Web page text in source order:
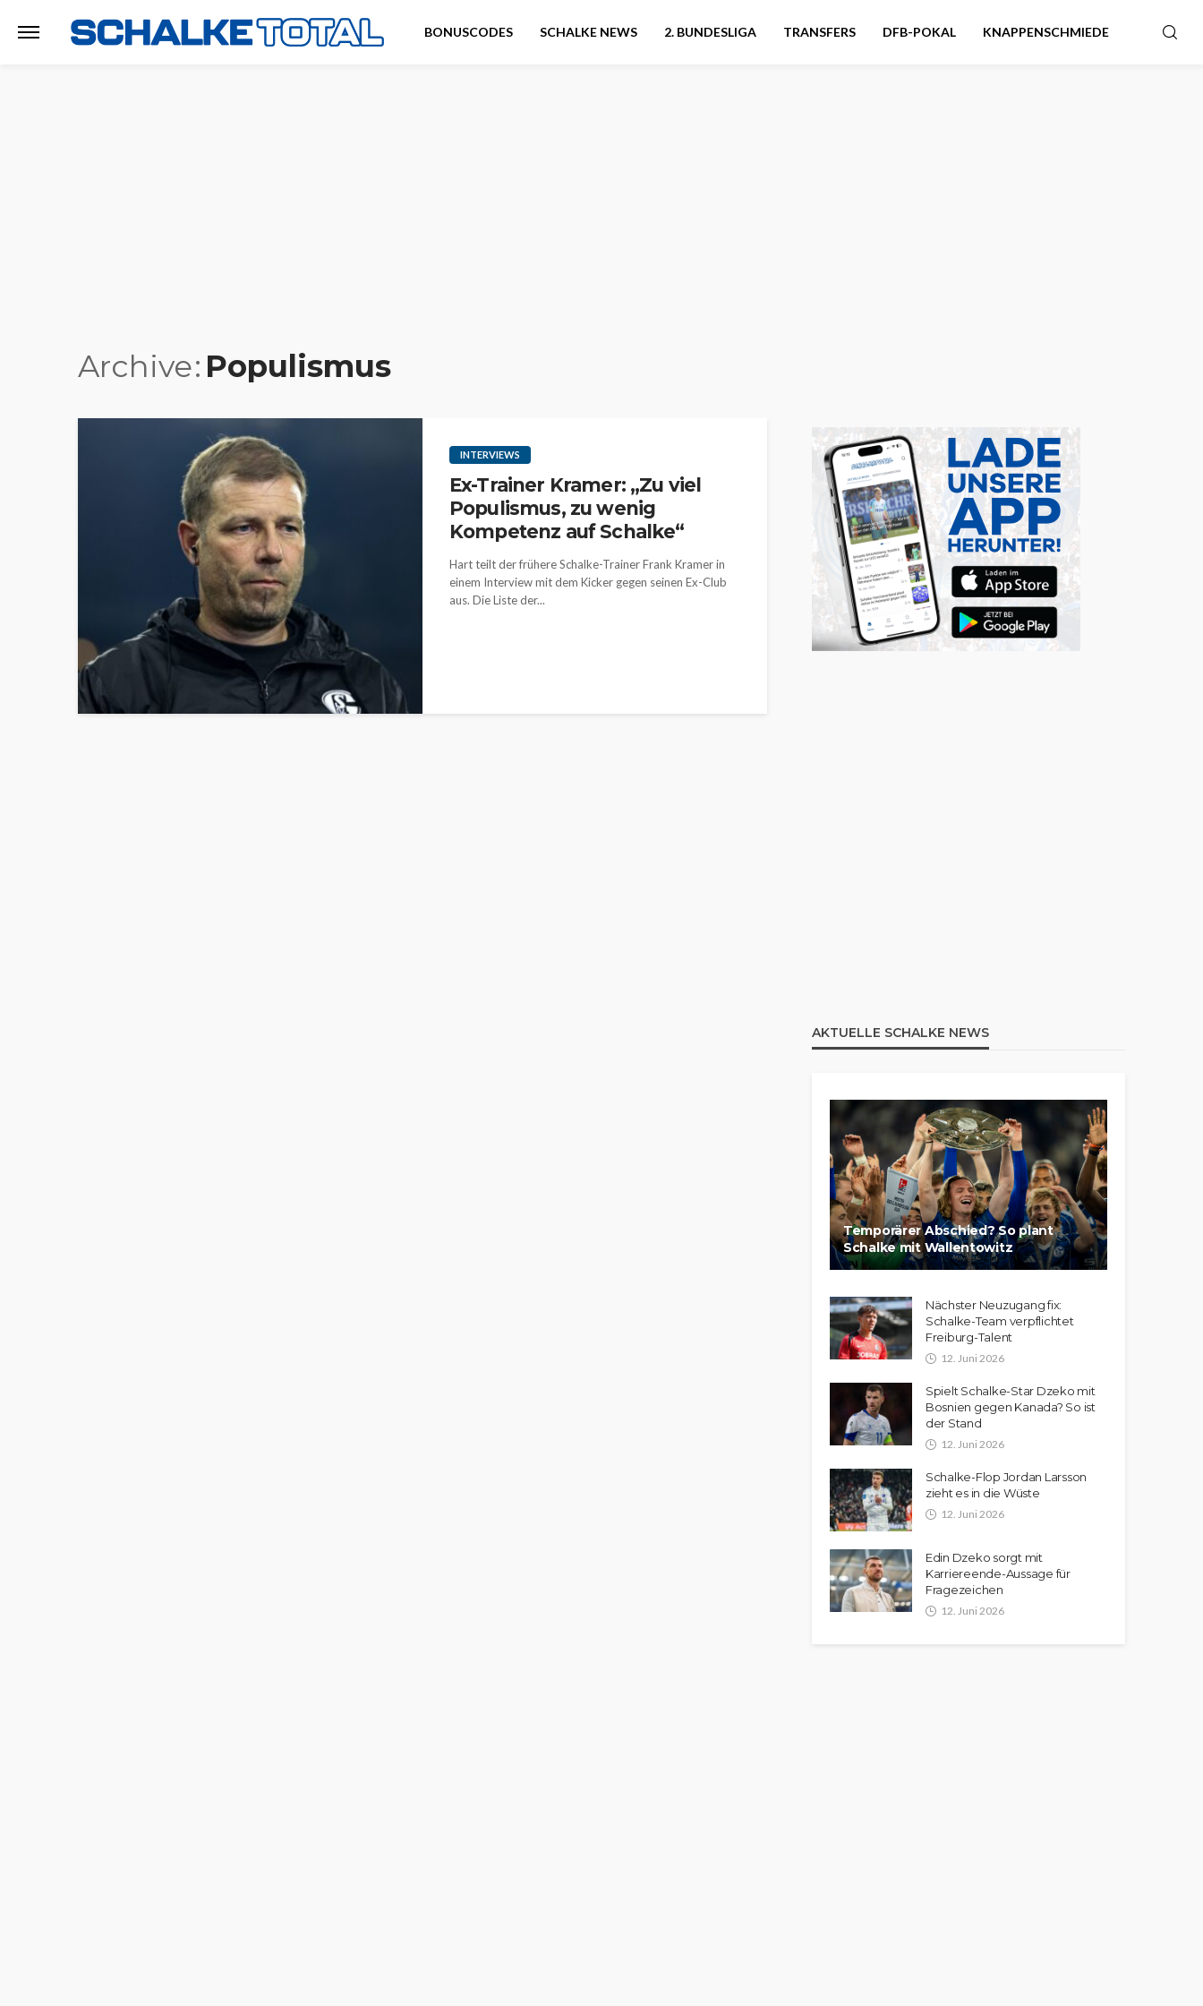
BONUSCODES SCHALKE NEWS 2. BUNDESLIGA TRANSFERS DFB-POKAL KNAPPENSCHMIEDE
Archive Populismus
INTERVIEWS
Ex-Trainer Kramer: „Zu viel
Populismus, zu wenig
Kompetenz auf Schalke“
Hart teilt der frühere Schalke-Trainer Frank Kramer in
einem Interview mit dem Kicker gegen seinen Ex-Club
aus. Die Liste der...
AKTUELLE SCHALKE NEWS
Temporärer Abschied? So plant
Schalke mit Wallentowitz
Nächster Neuzugang fix:
Schalke-Team verpflichtet
Freiburg-Talent
12. Juni 2026
Spielt Schalke-Star Dzeko mit
Bosnien gegen Kanada? So ist
der Stand
12. Juni 2026
Schalke-Flop Jordan Larsson
zieht es in die Wüste
12. Juni 2026
Edin Dzeko sorgt mit
Karriereende-Aussage für
Fragezeichen
12. Juni 2026